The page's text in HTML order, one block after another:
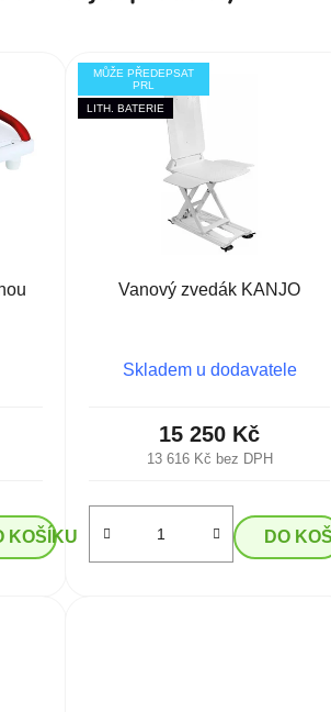
KOŠÍKU
MŮŽE PŘEDEPSAT
PRL
LITH. BATERIE
Vanový zvedák KANJO
Skladem u dodavatele
13 616 Kč bez DPH
15 250 Kč
DO